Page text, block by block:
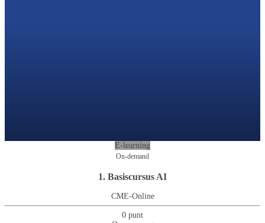
E-learning
On-demand
1. Basiscursus AI
CME-Online
0 punt